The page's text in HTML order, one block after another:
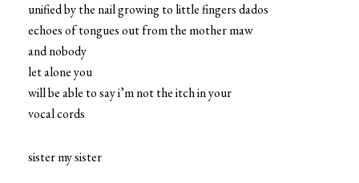
unified by the nail growing to little fingers dados
echoes of tongues out from the mother maw
and nobody
let alone you
will be able to say i’m not the itch in your
vocal cords
sister my sister